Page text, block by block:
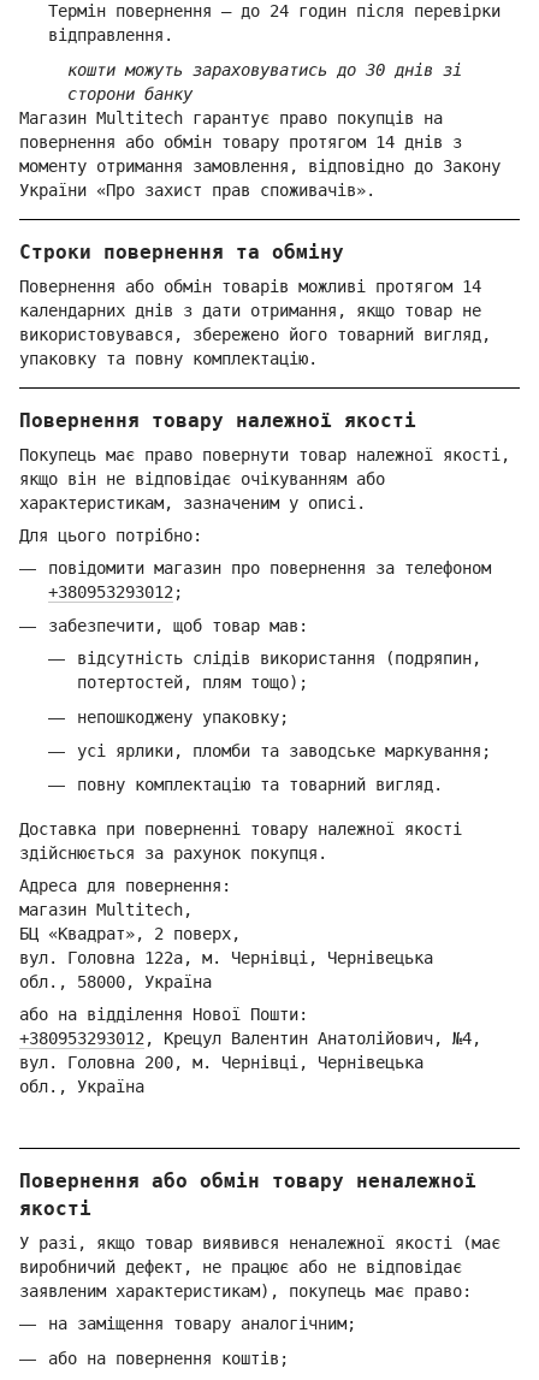
Термін повернення — до 24 годин після перевірки
відправлення.
кошти можуть зараховуватись до 30 днів зі
сторони банку
Магазин Multitech гарантує право покупців на
повернення або обмін товару протягом 14 днів з
моменту отримання замовлення, відповідно до Закону
України «Про захист прав споживачів».
Строки повернення та обміну
Повернення або обмін товарів можливі протягом 14
календарних днів з дати отримання, якщо товар не
використовувався, збережено його товарний вигляд,
упаковку та повну комплектацію.
Повернення товару належної якості
Покупець має право повернути товар належної якості,
якщо він не відповідає очікуванням або
характеристикам, зазначеним у описі.
Для цього потрібно:
повідомити магазин про повернення за телефоном
+380953293012 ;
забезпечити, щоб товар мав:
відсутність слідів використання (подряпин,
потертостей, плям тощо);
непошкоджену упаковку;
усі ярлики, пломби та заводське маркування;
повну комплектацію та товарний вигляд.
Доставка при поверненні товару належної якості
здійснюється за рахунок покупця.
Адреса для повернення:
магазин Multitech,
БЦ «Квадрат», 2 поверх,
вул. Головна 122а, м. Чернівці, Чернівецька
обл., 58000, Україна
або на відділення Нової Пошти:
+380953293012 , Крецул Валентин Анатолійович, №4,
вул. Головна 200, м. Чернівці, Чернівецька
обл., Україна
Повернення або обмін товару неналежної
якості
У разі, якщо товар виявився неналежної якості (має
виробничий дефект, не працює або не відповідає
заявленим характеристикам), покупець має право:
на заміщення товару аналогічним;
або на повернення коштів;